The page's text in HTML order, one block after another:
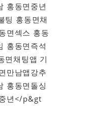
홍동면중년
팅 홍동면채
면섹스 홍동
홍동면즉석
면채팅앱 기
만남앱강추
홍동면돌싱
년</p&gt